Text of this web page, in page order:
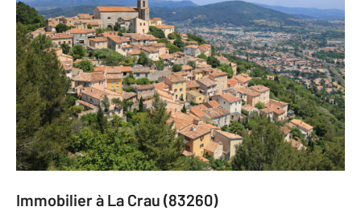
Immobilier à La Crau (83260)